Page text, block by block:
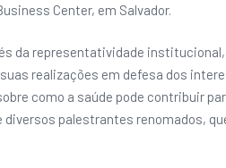
Center, em Salvador.
da representatividade
realizações em defesa dos
como a saúde pode contribuir
palestrantes renomados,